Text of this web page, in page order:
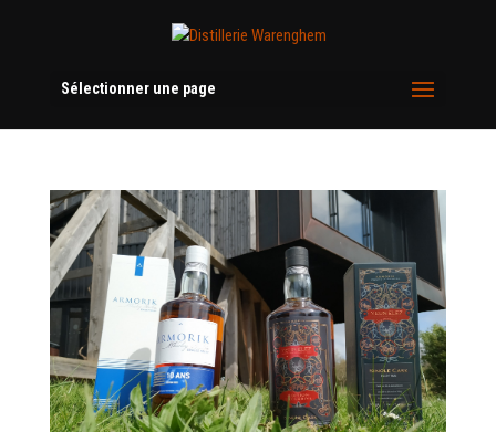
Sélectionner une page